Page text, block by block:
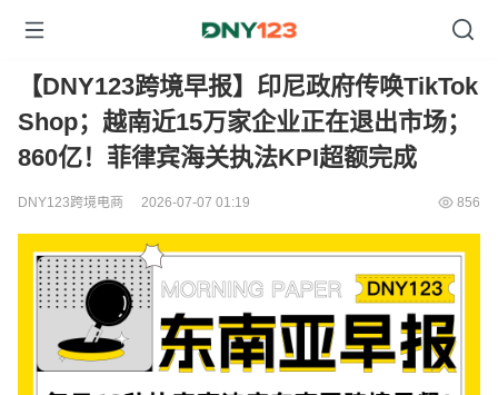
【DNY123跨境早报】印尼政府传唤TikTok
Shop；越南近15万家企业正在退出市场；
860亿！菲律宾海关执法KPI超额完成
DNY123跨境电商 2026-07-07 01:19 856